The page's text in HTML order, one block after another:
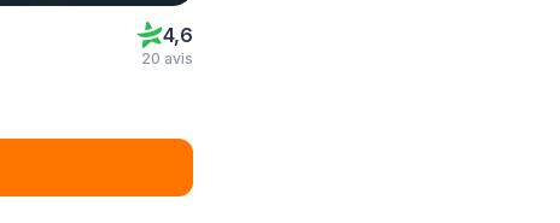
4,6
20 avis